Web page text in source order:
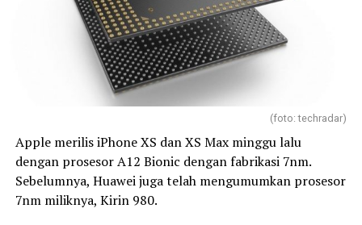
(foto: techradar)
Apple merilis iPhone XS dan XS Max minggu lalu
dengan prosesor A12 Bionic dengan fabrikasi 7nm.
Sebelumnya, Huawei juga telah mengumumkan prosesor
7nm miliknya, Kirin 980.